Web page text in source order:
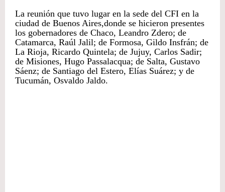
La reunión que tuvo lugar en la sede del CFI en la
ciudad de Buenos Aires,donde se hicieron presentes
los gobernadores de Chaco, Leandro Zdero; de
Catamarca, Raúl Jalil; de Formosa, Gildo Insfrán; de
La Rioja, Ricardo Quintela; de Jujuy, Carlos Sadir;
de Misiones, Hugo Passalacqua; de Salta, Gustavo
Sáenz; de Santiago del Estero, Elías Suárez; y de
Tucumán, Osvaldo Jaldo.